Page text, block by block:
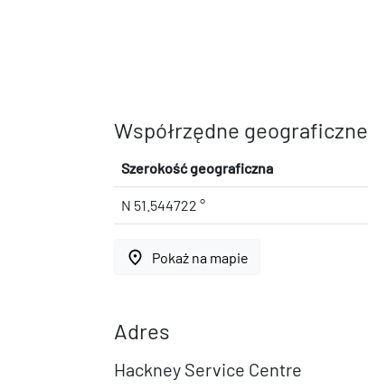
Współrzędne geograficzne
Szerokość geograficzna
N 51.544722 °
place Pokaż na mapie
Adres
Hackney Service Centre